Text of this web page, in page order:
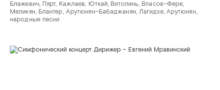
Блажевич, Пярт, Кажлаев, Юткай, Витолинь, Власов–Фере,
Меликян, Блантер, Арутюнян–Бабаджанян, Лагидзе, Арутюнян,
народные песни